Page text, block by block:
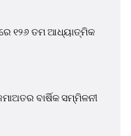
୧୨୬ ତମ ଆଧ୍ୟାତ୍ମିକ
ବାର୍ଷିକ ସମ୍ମିଳନୀ